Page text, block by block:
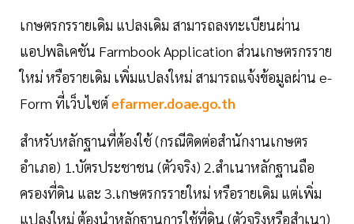
เกษตรกรรายเดิม แปลงเดิม สามารถลงทะเบียนผ่าน
แอปพลิเคชัน Farmbook Application ส่วนเกษตรกรราย
ใหม่ หรือรายเดิม เพิ่มแปลงใหม่ สามารถแจ้งข้อมูลผ่าน e-
Form ที่เว็บไซต์ efarmer.doae.go.th
สำหรับหลักฐานที่ต้องใช้ (กรณีติดต่อสำนักงานเกษตร
อำเภอ) 1.บัตรประชาชน (ตัวจริง) 2.สำเนาหลักฐานถือ
ครองที่ดิน และ 3.เกษตรกรรายใหม่ หรือรายเดิม แต่เพิ่ม
แปลงใหม่ ต้องนำหลักฐานการใช้ที่ดิน (ตัวจริงหรือสำเนา)